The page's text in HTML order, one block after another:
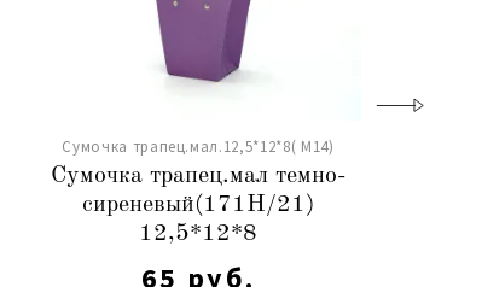
Сумочка трапец.мал.12,5*12*8( М14)
Сумочка трапец.мал темно-
сиреневый(171H/21)
12,5*12*8
65 руб.